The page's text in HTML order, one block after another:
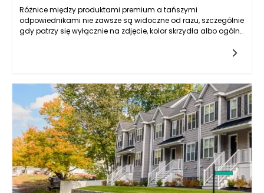
Różnice między produktami premium a tańszymi
odpowiednikami nie zawsze są widoczne od razu, szczególnie
gdy patrzy się wyłącznie na zdjęcie, kolor skrzydła albo ogólny
precyzji wykonania. Tańsze rozwiązania często kuszą niższą
ceną, jednak mogą oznaczać kompromisy w zakresie
trwałości, odporności na wilgoć, szczelności, jakości okuć czy
żywotności powłoki ochronnej. W praktyce drzwi wejściowe są
intensywnie eksploatowane każdego dnia, a jednocześnie
muszą radzić sobie z deszczem, mrozem, słońcem, zmianami
temperatury i naprężeniami wynikającymi z pracy materiału.
Dlatego najważniejsze jest spojrzenie na zakup w dłuższej
perspektywie. Produkt dobrej klasy nie tylko lepiej wygląda, ale
również dłużej zachowuje parametry użytkowe, wymaga mniej
problematycznej konserwacji i daje większą pewność